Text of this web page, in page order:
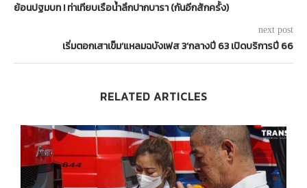
ย้อนปฐมบท ! ท่าเทียบเรือน้ำลึกปากบารา (กันอีกสักครั้ง)
next post
เริ่มตอกเสาเข็ม‘แหลมฉบังเฟส 3’กลางปี 63 เปิดบริการปี 66
RELATED ARTICLES